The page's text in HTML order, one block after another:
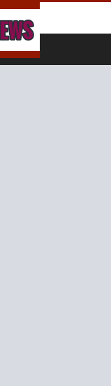
التخطي إلى المحتوى